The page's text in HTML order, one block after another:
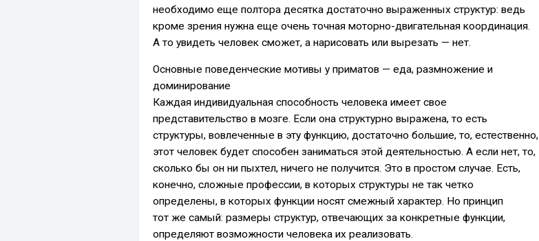
необходимо еще полтора десятка достаточно выраженных структур: ведь
кроме зрения нужна еще очень точная моторно-двигательная координация.
А то увидеть человек сможет, а нарисовать или вырезать — нет.
Основные поведенческие мотивы у приматов — еда, размножение и
доминирование
Каждая индивидуальная способность человека имеет свое
представительство в мозге. Если она структурно выражена, то есть
структуры, вовлеченные в эту функцию, достаточно большие, то, естественно,
этот человек будет способен заниматься этой деятельностью. А если нет, то,
сколько бы он ни пыхтел, ничего не получится. Это в простом случае. Есть,
конечно, сложные профессии, в которых структуры не так четко
определены, в которых функции носят смежный характер. Но принцип
тот же самый: размеры структур, отвечающих за конкретные функции,
определяют возможности человека их реализовать.